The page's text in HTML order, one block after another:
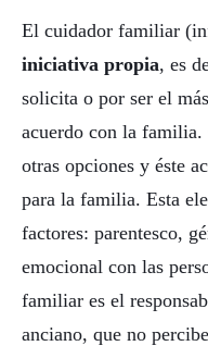
El cuidador familiar
iniciativa propia, es
solicita o por ser el
acuerdo con la familia.
otras opciones y éste
para la familia. Esta
factores: parentesco,
emocional con las
familiar es el
anciano, que no